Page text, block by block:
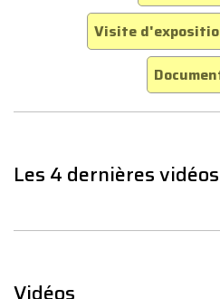
Visite
Les 4 dernières